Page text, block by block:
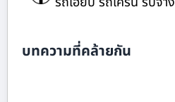
บทความที่คล้ายกัน